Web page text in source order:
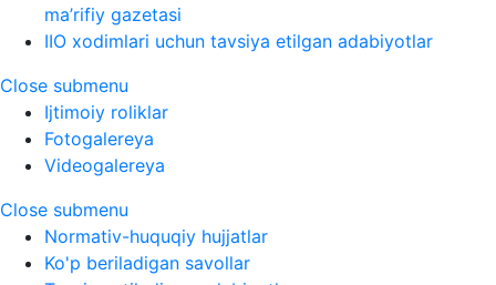
ma’rifiy gazetasi
IIO xodimlari uchun tavsiya etilgan adabiyotlar
Close submenu
Ijtimoiy roliklar
Fotogalereya
Videogalereya
Close submenu
Normativ-huquqiy hujjatlar
Ko'p beriladigan savollar